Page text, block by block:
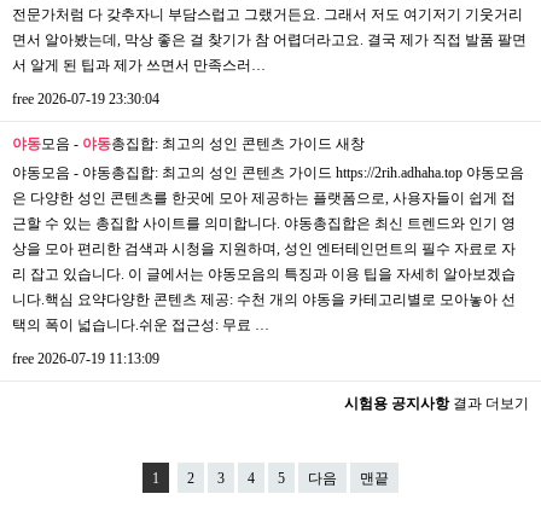
전문가처럼 다 갖추자니 부담스럽고 그랬거든요. 그래서 저도 여기저기 기웃거리
면서 알아봤는데, 막상 좋은 걸 찾기가 참 어렵더라고요. 결국 제가 직접 발품 팔면
서 알게 된 팁과 제가 쓰면서 만족스러…
free 2026-07-19 23:30:04
야동모음 - 야동총집합: 최고의 성인 콘텐츠 가이드 새창
야동모음 - 야동총집합: 최고의 성인 콘텐츠 가이드 https://2rih.adhaha.top 야동모음
은 다양한 성인 콘텐츠를 한곳에 모아 제공하는 플랫폼으로, 사용자들이 쉽게 접
근할 수 있는 총집합 사이트를 의미합니다. 야동총집합은 최신 트렌드와 인기 영
상을 모아 편리한 검색과 시청을 지원하며, 성인 엔터테인먼트의 필수 자료로 자
리 잡고 있습니다. 이 글에서는 야동모음의 특징과 이용 팁을 자세히 알아보겠습
니다.핵심 요약다양한 콘텐츠 제공: 수천 개의 야동을 카테고리별로 모아놓아 선
택의 폭이 넓습니다.쉬운 접근성: 무료 …
free 2026-07-19 11:13:09
시험용 공지사항결과 더보기
1 2 3 4 5 다음 맨끝